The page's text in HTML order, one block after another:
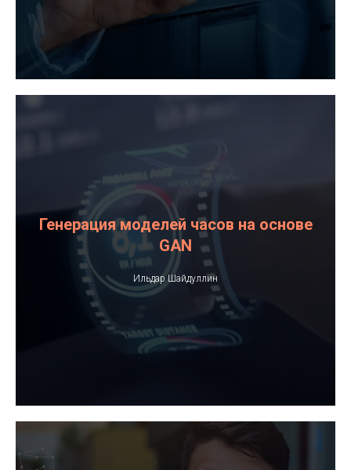
Генерация моделей часов на основе
GAN
Ильдар Шайдуллин